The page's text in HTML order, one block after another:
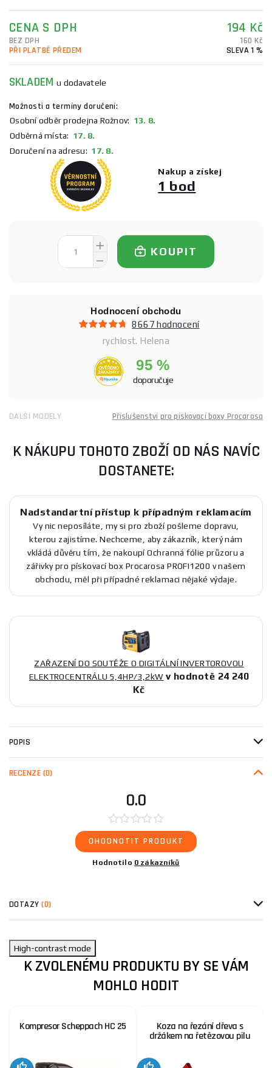
CENA S DPH 194 Kč
BEZ DPH
160 Kč
PŘI PLATBĚ PŘEDEM
SLEVA 1 %
SKLADEMu dodavatele
Možnosti a termíny doručení:
Osobní odběr prodejna Rožnov: 13. 8.
Odběrná místa: 17. 8.
Doručení na adresu: 17. 8.
Nakup a získej
1 bod
KOUPIT
Hodnocení obchodu
8667 hodnocení
rychlost. Helena
95 %
doporučuje
DALŠÍ MODELY Příslušenství pro pískovací boxy Procarosa
K NÁKUPU TOHOTO ZBOŽÍ OD NÁS NAVÍC
DOSTANETE:
Nadstandartní přístup k případným reklamacím
Vy nic neposíláte, my si pro zboží pošleme dopravu,
kterou zajistíme. Nechceme, aby zákazník, který nám
vkládá důvěru tím, že nakoupí Ochranná fólie průzoru a
zářivky pro pískovací box Procarosa PROFI1200 v našem
obchodu, měl při případné reklamaci nějaké výdaje.
ZAŘAZENÍ DO SOUTĚŽE O DIGITÁLNÍ INVERTOROVOU
ELEKTROCENTRÁLU 5,4HP/3,2kW v hodnotě 24 240
Kč
POPIS
RECENZE (0)
0.0
OHODNOTIT PRODUKT
Hodnotilo 0 zákazníků
DOTAZY(0)
High-contrast mode
K ZVOLENÉMU PRODUKTU BY SE VÁM
MOHLO HODIT
Kompresor Scheppach HC 25 Koza na řezání dřeva s
držákem na řetězovou pilu